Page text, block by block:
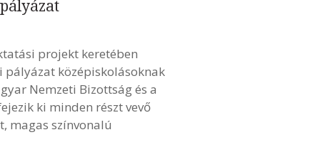
projekt keretében
pályázat középiskolásoknak
Nemzeti Bizottság és a
ki minden részt vevő
magas színvonalú